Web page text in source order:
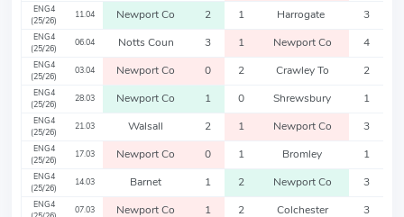
ENG4
(25/26)
11.04 Newport Co 2 1 Harrogate 3
ENG4
(25/26)
06.04 Notts Coun 3 1 Newport Co 4
ENG4
(25/26)
03.04 Newport Co 0 2 Crawley To 2
ENG4
(25/26)
28.03 Newport Co 1 0 Shrewsbury 1
ENG4
(25/26)
21.03 Walsall 2 1 Newport Co 3
ENG4
(25/26)
17.03 Newport Co 0 1 Bromley 1
ENG4
(25/26)
14.03 Barnet 1 2 Newport Co 3
ENG4
07.03 Newport Co 1 2 Colchester 3